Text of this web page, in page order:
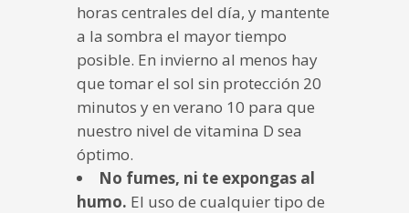
horas centrales del día, y mantente
a la sombra el mayor tiempo
posible. En invierno al menos hay
que tomar el sol sin protección 20
minutos y en verano 10 para que
nuestro nivel de vitamina D sea
óptimo.
No fumes, ni te expongas al
humo. El uso de cualquier tipo de